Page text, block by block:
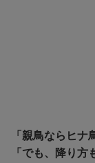
「親鳥ならヒナ
「でも、降り方